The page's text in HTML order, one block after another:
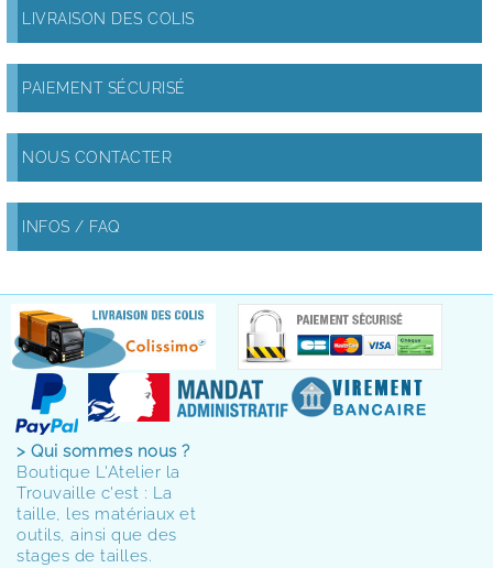
LIVRAISON DES COLIS
PAIEMENT SÉCURISÉ
NOUS CONTACTER
INFOS / FAQ
> Qui sommes nous ?
Boutique L'Atelier la
Trouvaille c'est : La
taille, les matériaux et
outils, ainsi que des
stages de tailles.